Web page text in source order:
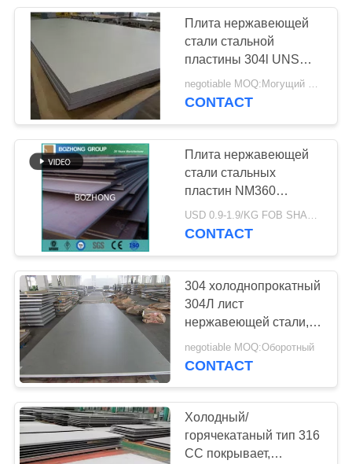
ФАБРИКИ
ПРОВЕРКА
КАЧЕСТВА
СВЯЖИТЕСЬ
МЫ
СПРОСИТЕ
ЦИТАТУ
КАРТА
САЙТА
PRIVACY
POLICY
Плита нержавеющей
стали стальной
пластины 304l UNS
S30908 309s SS
плоская
negotiable MOQ:Могущий быть предметом переговоров
CONTACT
Плита нержавеющей
стали стальных
пластин NM360
ссадины GB t 24186
устойчивая плоская
USD 0.9-1.9/KG FOB SHANGHAI MOQ:500KG
CONTACT
304 холоднопрокатный
304Л лист
нержавеющей стали,
металлическая
пластина
negotiable MOQ:Оборотный
CONTACT
Холодный/
горячекатаный тип 316
СС покрывает,